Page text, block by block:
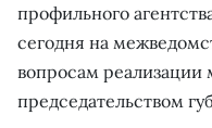
профильного
сегодня на
вопросам
председательством